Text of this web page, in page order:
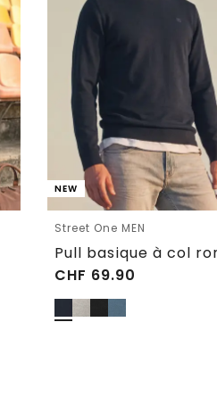
NEW
Street One MEN
CHF 69.90